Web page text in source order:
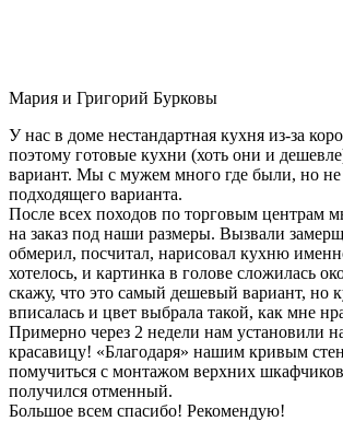
Мария и Григорий Бурковы
У нас в доме нестандартная кухня из-за
поэтому готовые кухни (хоть они и
вариант. Мы с мужем много где были, но
подходящего варианта.
После всех походов по торговым центрам
на заказ под наши размеры. Вызвали
обмерил, посчитал, нарисовал кухню
хотелось, и картинка в голове сложилась
скажу, что это самый дешевый вариант, но
вписалась и цвет выбрала такой, как мне
Примерно через 2 недели нам установили
красавицу! «Благодаря» нашим кривым
помучиться с монтажом верхних
получился отменный.
Большое всем спасибо! Рекомендую!